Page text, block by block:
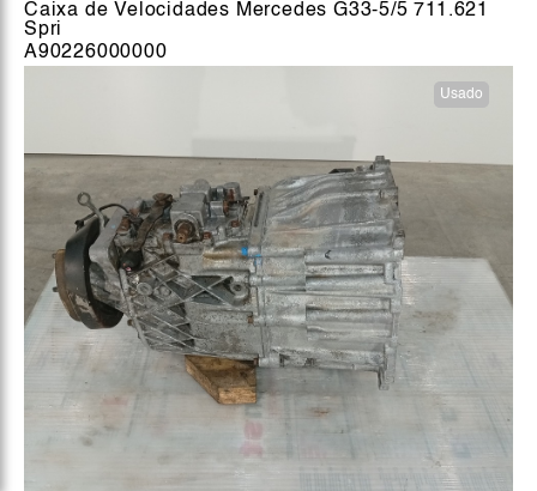
Caixa de Velocidades Mercedes G33-5/5 711.621
Spri
A90226000000
Usado